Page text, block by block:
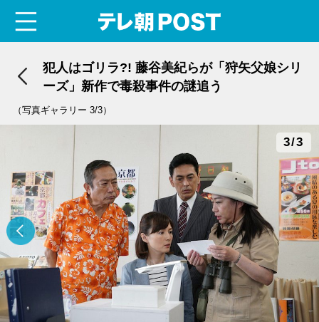
犯人はゴリラ?! 藤谷美紀らが「狩矢父娘シリ
ーズ」新作で毒殺事件の謎追う
（写真ギャラリー 3/3）
3/3